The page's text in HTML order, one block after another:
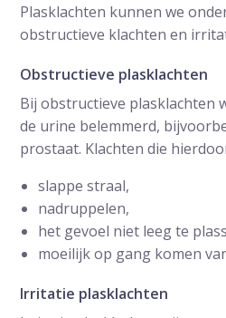
Plasklachten kunnen we
obstructieve klachten en
Obstructieve plasklachten
Bij obstructieve plasklachten
de urine belemmerd,
prostaat. Klachten die
slappe straal,
nadruppelen,
het gevoel niet leeg te
moeilijk op gang komen
Irritatie plasklachten